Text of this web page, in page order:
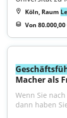
Köln, Raum
Von
Macher als
Wenn Sie
dann haben